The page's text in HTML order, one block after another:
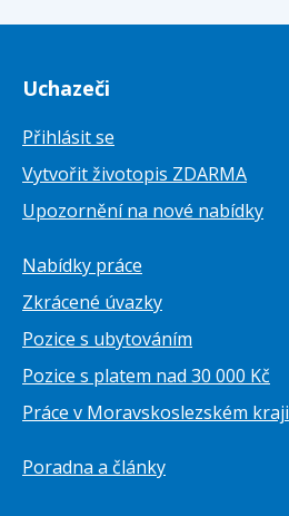
Uchazeči
Přihlásit se
Vytvořit životopis ZDARMA
Upozornění na nové nabídky
Nabídky práce
Zkrácené úvazky
Pozice s ubytováním
Pozice s platem nad 30 000 Kč
Práce v Moravskoslezském kraji
Poradna a články